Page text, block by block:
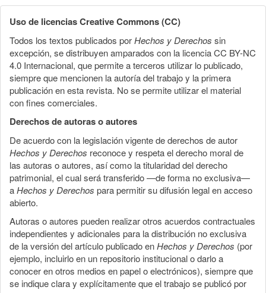
Uso de licencias Creative Commons (CC)
Todos los textos publicados porHechos y Derechos sin
excepción, se distribuyen amparados con la licencia CC BY-NC
4.0 Internacional, que permite a terceros utilizar lo publicado,
siempre que mencionen la autoría del trabajo y la primera
publicación en esta revista. No se permite utilizar el material
con fines comerciales.
Derechos de autoras o autores
De acuerdo con la legislación vigente de derechos de autor
Hechos y Derechos reconoce y respeta el derecho moral de
las autoras o autores, así como la titularidad del derecho
patrimonial, el cual será transferido —de forma no exclusiva—
aHechos y Derechos para permitir su difusión legal en acceso
abierto.
Autoras o autores pueden realizar otros acuerdos contractuales
independientes y adicionales para la distribución no exclusiva
de la versión del artículo publicado enHechos y Derechos (por
ejemplo, incluirlo en un repositorio institucional o darlo a
conocer en otros medios en papel o electrónicos), siempre que
se indique clara y explícitamente que el trabajo se publicó por